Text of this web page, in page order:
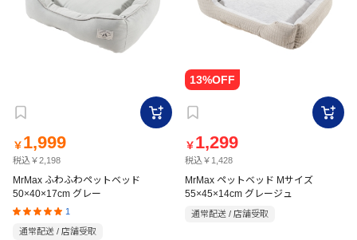
￥ 1,999
税込￥2,198
MrMax ふわふわペットベッド
50×40×17cm グレー
1
通常配送 / 店舗受取
￥ 1,299
税込￥1,428
MrMax ペットベッド Mサイズ
55×45×14cm グレージュ
通常配送 / 店舗受取